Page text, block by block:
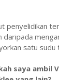
penyelidikan
daripada
satu sudu
saya ambil